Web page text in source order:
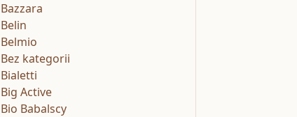
Bazzara
Belin
Belmio
Bez kategorii
Bialetti
Big Active
Bio Babalscy